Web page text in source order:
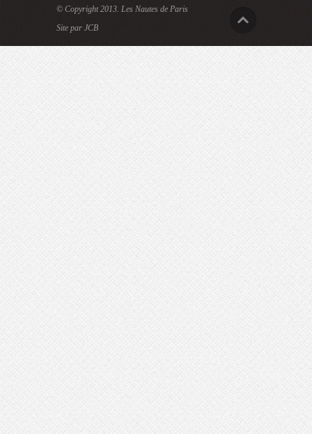
© Copyright 2013. Les Nautes de Paris
Site par JCB